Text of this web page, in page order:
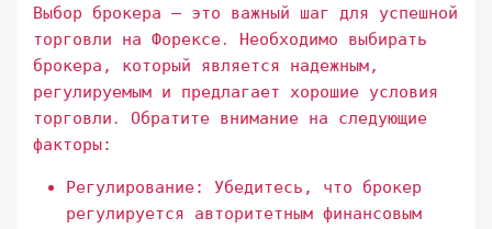
Выбор брокера – это важный шаг для успешной
торговли на Форексе․ Необходимо выбирать
брокера, который является надежным,
регулируемым и предлагает хорошие условия
торговли․ Обратите внимание на следующие
факторы:
Регулирование: Убедитесь, что брокер
регулируется авторитетным финансовым